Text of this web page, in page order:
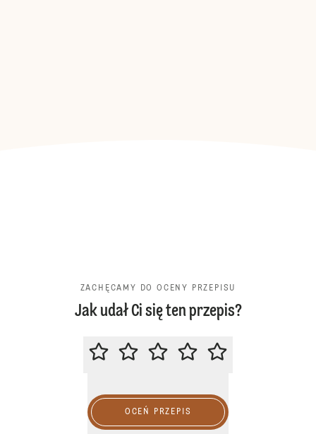
ZACHĘCAMY DO OCENY PRZEPISU
Jak udał Ci się ten przepis?
ZACHĘCAMY DO OCENY
OCEŃ PRZEPIS